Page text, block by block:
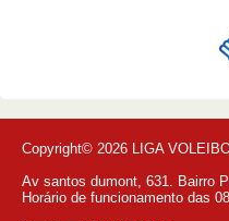
Copyright© 2026 LIGA
Av santos dumont, 631. Bairro
Horário de funcionamento das